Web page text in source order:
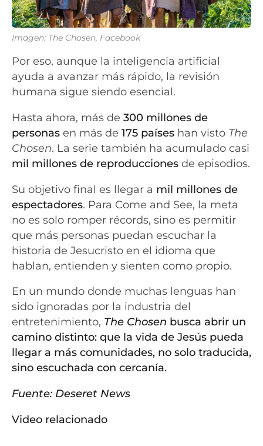
Imagen: The Chosen, Facebook
Por eso, aunque la inteligencia artificial
ayuda a avanzar más rápido, la revisión
humana sigue siendo esencial.
Hasta ahora, más de 300 millones de
personas en más de 175 países han visto The
Chosen. La serie también ha acumulado casi
mil millones de reproducciones de episodios.
Su objetivo final es llegar a mil millones de
espectadores. Para Come and See, la meta
no es solo romper récords, sino es permitir
que más personas puedan escuchar la
historia de Jesucristo en el idioma que
hablan, entienden y sienten como propio.
En un mundo donde muchas lenguas han
sido ignoradas por la industria del
entretenimiento, The Chosen busca abrir un
camino distinto: que la vida de Jesús pueda
llegar a más comunidades, no solo traducida,
sino escuchada con cercanía.
Fuente: Deseret News
Video relacionado